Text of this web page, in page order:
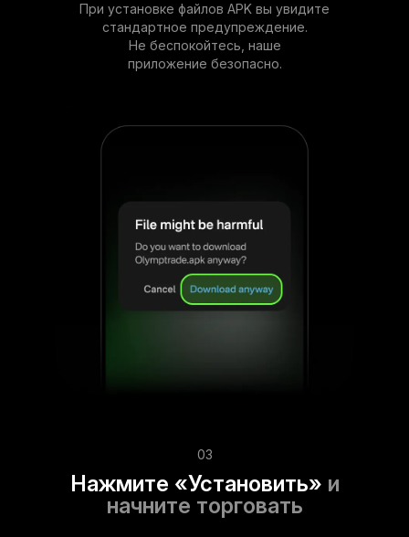
При установке файлов APK вы увидите
стандартное предупреждение.
Не беспокойтесь, наше
приложение безопасно.
03
Нажмите «Установить» и
начните торговать